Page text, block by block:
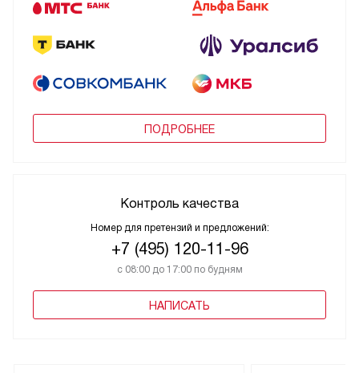
ПОДРОБНЕЕ
Контроль качества
Номер для претензий и предложений:
+7 (495) 120-11-96
с 08:00 до 17:00 по будням
НАПИСАТЬ